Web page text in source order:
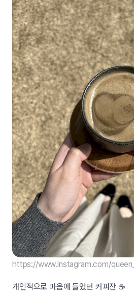
https://www.instagram.com/
개인적으로 마음에 들었던 커피잔 ☕️